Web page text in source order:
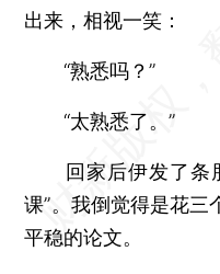
出来，相视一笑：
“熟悉吗？”
“太熟悉了。”
回家后伊发了条朋
课”。我倒觉得是花三
平稳的论文。